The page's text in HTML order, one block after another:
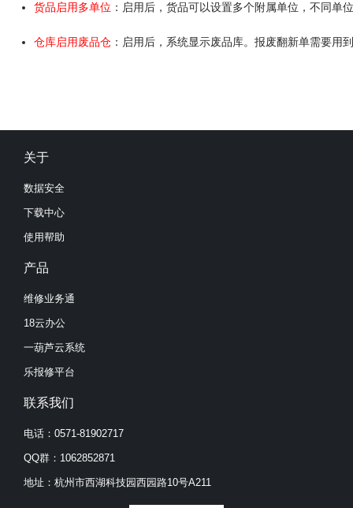
货品启用多单位 ：启用后，货品可以设置多个附属单位，不同单
仓库启用废品仓 ：启用后，系统显示废品库。报废翻新单需要用
关于
数据安全
下载中心
使用帮助
产品
维修业务通
18云办公
一葫芦云系统
乐报修平台
联系我们
电话：0571-81902717
QQ群：1062852871
地址：杭州市西湖科技园西园路10号A211